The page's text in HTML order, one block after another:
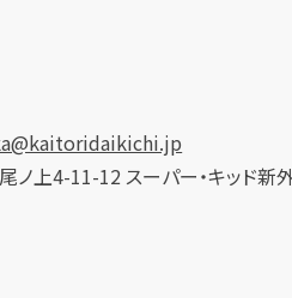
ノ上4-11-12 スーパー・キッド新